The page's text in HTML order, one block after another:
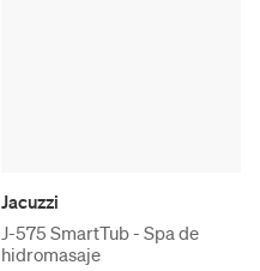
Jacuzzi
J-575 SmartTub - Spa de
hidromasaje